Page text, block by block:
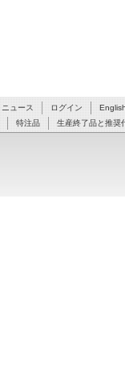
ニュース ログイン
特注品 生産終了品と推奨